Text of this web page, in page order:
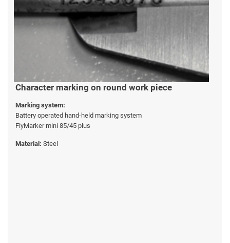
Character marking on round work piece
Marking system:
Battery operated hand-held marking system
FlyMarker mini 85/45 plus
Material: Steel